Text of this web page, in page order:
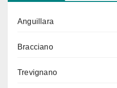
Anguillara
Bracciano
Trevignano